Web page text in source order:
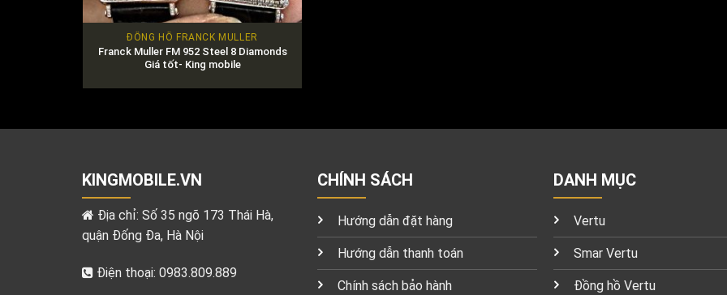
ĐỒNG HỒ FRANCK MULLER
Franck Muller FM 952 Steel 8 Diamonds
Giá tốt- King mobile
KINGMOBILE.VN
Địa chỉ: Số 35 ngõ 173 Thái Hà,
quận Đống Đa, Hà Nội
Điện thoại: 0983.809.889
CHÍNH SÁCH
Hướng dẫn đặt hàng
Hướng dẫn thanh toán
Chính sách bảo hành
DANH MỤC
Vertu
Smar Vertu
Đồng hồ Vertu